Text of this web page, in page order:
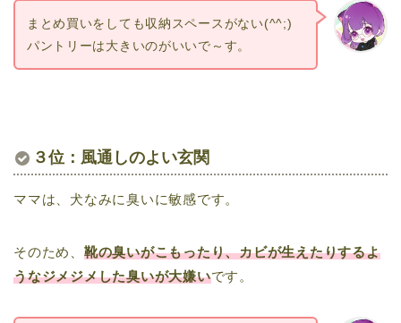
まとめ買いをしても収納スペースがない(^^;)
パントリーは大きいのがいいで～す。
３位：風通しのよい玄関
ママは、犬なみに臭いに敏感です。
そのため、 靴の臭いがこもったり、カビが生えたりするよ
うなジメジメした臭いが大嫌いです。